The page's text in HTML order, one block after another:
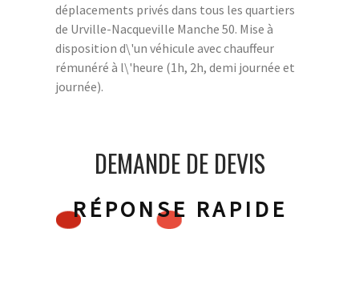
déplacements privés dans tous les quartiers
de Urville-Nacqueville Manche 50. Mise à
disposition d\'un véhicule avec chauffeur
rémunéré à l\'heure (1h, 2h, demi journée et
journée).
DEMANDE DE DEVIS
RÉPONSE RAPIDE